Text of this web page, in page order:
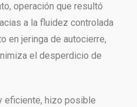
operación que resultó
a la fluidez controlada
en jeringa de autocierre,
el desperdicio de
eficiente, hizo posible